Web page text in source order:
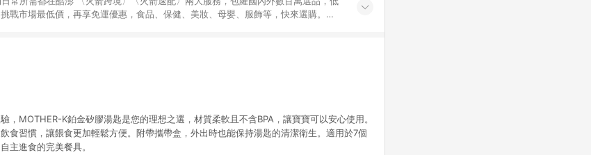
戰市場最低價，再享免運優惠，食品、保健、美妝、母嬰、服飾等，快來選購。
，MOTHER-K鉑金矽膠湯匙是您的理想之選，材質柔軟且不含BPA，讓寶寶可以安心使用。
食習慣，讓餵食更加輕鬆方便。附帶攜帶盒，外出時也能保持湯匙的清潔衛生。適用於7個
主進食的完美餐具。